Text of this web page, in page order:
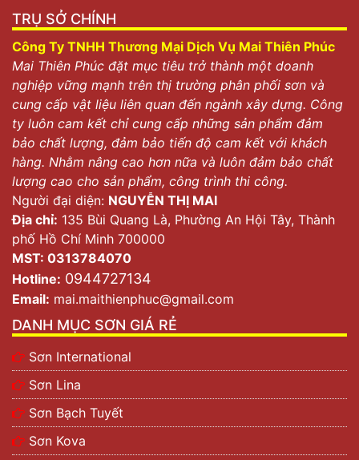
TRỤ SỞ CHÍNH
Công Ty TNHH Thương Mại Dịch Vụ Mai Thiên Phúc
Mai Thiên Phúc đặt mục tiêu trở thành một doanh
nghiệp vững mạnh trên thị trường phân phối sơn và
cung cấp vật liệu liên quan đến ngành xây dựng. Công
ty luôn cam kết chỉ cung cấp những sản phẩm đảm
bảo chất lượng, đảm bảo tiến độ cam kết với khách
hàng. Nhằm nâng cao hơn nữa và luôn đảm bảo chất
lượng cao cho sản phẩm, công trình thi công.
Người đại diện: NGUYỄN THỊ MAI
Địa chỉ: 135 Bùi Quang Là, Phường An Hội Tây, Thành
phố Hồ Chí Minh 700000
MST: 0313784070
Hotline: 0944727134
Email: mai.maithienphuc@gmail.com
DANH MỤC SƠN GIÁ RẺ
Sơn International
Sơn Lina
Sơn Bạch Tuyết
Sơn Kova